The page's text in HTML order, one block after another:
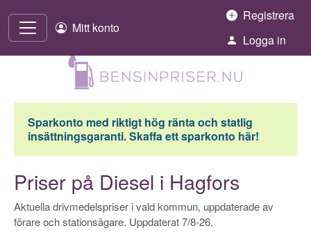
Mitt konto
Registrera
Logga in
Sparkonto med riktigt hög ränta och statlig
insättningsgaranti. Skaffa ett sparkonto här!
Priser på Diesel i Hagfors
Aktuella drivmedelspriser i vald kommun, uppdaterade av
förare och stationsägare. Uppdaterat 7/8-26.